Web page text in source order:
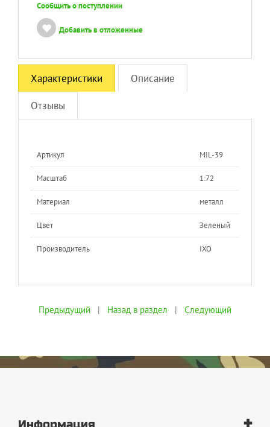
Сообщить о поступлении
Добавить в отложенные
Характеристики Описание
Отзывы
Артикул MIL-39
Масштаб 1:72
Материал металл
Цвет Зеленый
Производитель IXO
Предыдущий | Назад в раздел | Следующий